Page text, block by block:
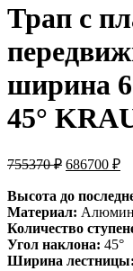
Трап с
ширина
45°
755370₽ 686700 ₽
Высота до
Материал:
Количество
Угол наклона: 45°
Ширина лестницы: